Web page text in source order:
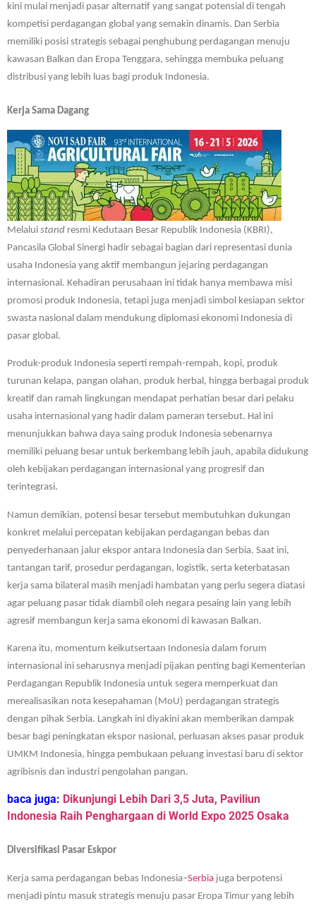
kini mulai menjadi pasar alternatif yang sangat potensial di tengah
kompetisi perdagangan global yang semakin dinamis. Dan Serbia
memiliki posisi strategis sebagai penghubung perdagangan menuju
kawasan Balkan dan Eropa Tenggara, sehingga membuka peluang
distribusi yang lebih luas bagi produk Indonesia.
Kerja Sama Dagang
Melalui stand resmi Kedutaan Besar Republik Indonesia (KBRI),
Pancasila Global Sinergi hadir sebagai bagian dari representasi dunia
usaha Indonesia yang aktif membangun jejaring perdagangan
internasional. Kehadiran perusahaan ini tidak hanya membawa misi
promosi produk Indonesia, tetapi juga menjadi simbol kesiapan sektor
swasta nasional dalam mendukung diplomasi ekonomi Indonesia di
pasar global.
Produk-produk Indonesia seperti rempah-rempah, kopi, produk
turunan kelapa, pangan olahan, produk herbal, hingga berbagai produk
kreatif dan ramah lingkungan mendapat perhatian besar dari pelaku
usaha internasional yang hadir dalam pameran tersebut. Hal ini
menunjukkan bahwa daya saing produk Indonesia sebenarnya
memiliki peluang besar untuk berkembang lebih jauh, apabila didukung
oleh kebijakan perdagangan internasional yang progresif dan
terintegrasi.
Namun demikian, potensi besar tersebut membutuhkan dukungan
konkret melalui percepatan kebijakan perdagangan bebas dan
penyederhanaan jalur ekspor antara Indonesia dan Serbia. Saat ini,
tantangan tarif, prosedur perdagangan, logistik, serta keterbatasan
kerja sama bilateral masih menjadi hambatan yang perlu segera diatasi
agar peluang pasar tidak diambil oleh negara pesaing lain yang lebih
agresif membangun kerja sama ekonomi di kawasan Balkan.
Karena itu, momentum keikutsertaan Indonesia dalam forum
internasional ini seharusnya menjadi pijakan penting bagi Kementerian
Perdagangan Republik Indonesia untuk segera memperkuat dan
merealisasikan nota kesepahaman (MoU) perdagangan strategis
dengan pihak Serbia. Langkah ini diyakini akan memberikan dampak
besar bagi peningkatan ekspor nasional, perluasan akses pasar produk
UMKM Indonesia, hingga pembukaan peluang investasi baru di sektor
agribisnis dan industri pengolahan pangan.
baca juga: Dikunjungi Lebih Dari 3,5 Juta, Paviliun
Indonesia Raih Penghargaan di World Expo 2025 Osaka
Diversifikasi Pasar Eskpor
Kerja sama perdagangan bebas Indonesia–Serbia juga berpotensi
menjadi pintu masuk strategis menuju pasar Eropa Timur yang lebih